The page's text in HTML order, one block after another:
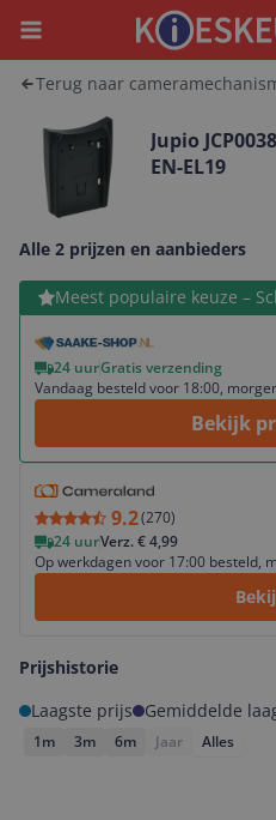
Menu
Terug naar
Jupio
EN-EL19
Alle 2 prijzen en aanbieders
Meest populaire keuze –
24 uurGratis verzending
Vandaag besteld voor 18:00,
Bekijk
Bekijk product
9.2(270)
24 uurVerz. € 4,99
Op werkdagen voor 17:00 besteld,
Prijshistorie
Laagste prijs
Gemiddelde
1m 3m 6m Jaar Alles